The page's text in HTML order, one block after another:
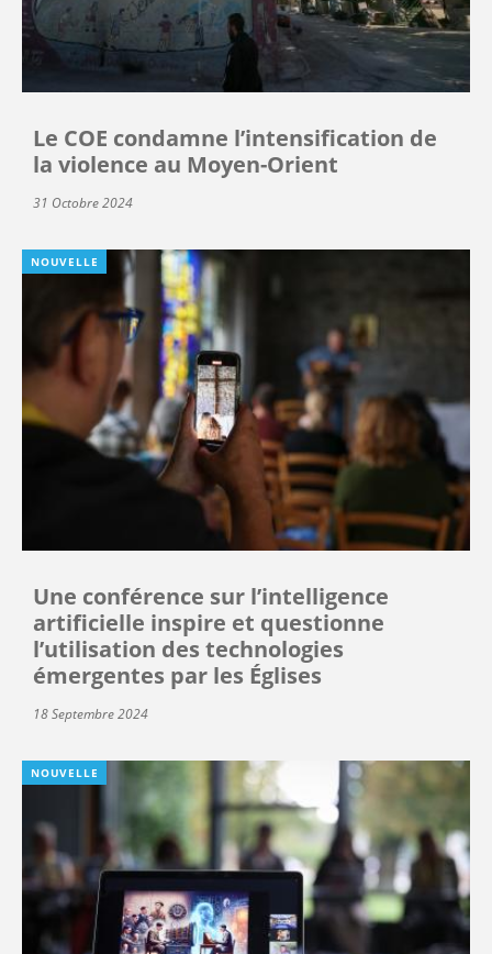
Le COE condamne l’intensification de
la violence au Moyen-Orient
31 Octobre 2024
NOUVELLE
Une conférence sur l’intelligence
artificielle inspire et questionne
l’utilisation des technologies
émergentes par les Églises
18 Septembre 2024
NOUVELLE